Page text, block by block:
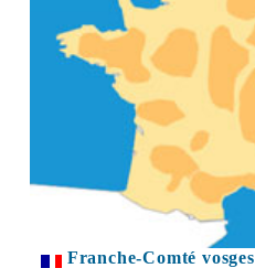
Franche-Comté vosges